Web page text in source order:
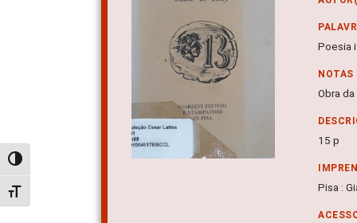
Alternar alto contraste
Alternar tamanho da fonte
Poesia
NOTAS
Obra
15 p
Pisa :